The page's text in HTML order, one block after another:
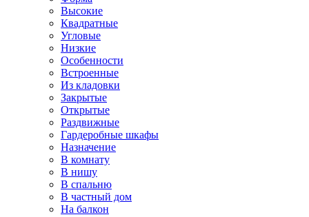
Высокие
Квадратные
Угловые
Низкие
Особенности
Встроенные
Из кладовки
Закрытые
Открытые
Раздвижные
Гардеробные шкафы
Назначение
В комнату
В нишу
В спальню
В частный дом
На балкон